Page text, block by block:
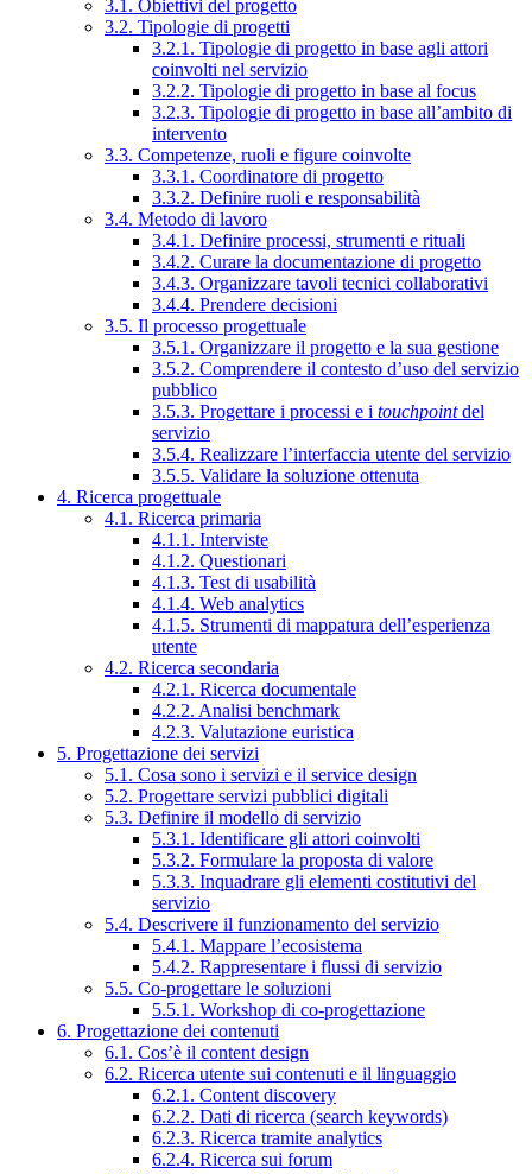
3.1. Obiettivi del progetto
3.2. Tipologie di progetti
3.2.1. Tipologie di progetto in base agli attori
coinvolti nel servizio
3.2.2. Tipologie di progetto in base al focus
3.2.3. Tipologie di progetto in base all’ambito di
intervento
3.3. Competenze, ruoli e figure coinvolte
3.3.1. Coordinatore di progetto
3.3.2. Definire ruoli e responsabilità
3.4. Metodo di lavoro
3.4.1. Definire processi, strumenti e rituali
3.4.2. Curare la documentazione di progetto
3.4.3. Organizzare tavoli tecnici collaborativi
3.4.4. Prendere decisioni
3.5. Il processo progettuale
3.5.1. Organizzare il progetto e la sua gestione
3.5.2. Comprendere il contesto d’uso del servizio
pubblico
3.5.3. Progettare i processi e i touchpointdel
servizio
3.5.4. Realizzare l’interfaccia utente del servizio
3.5.5. Validare la soluzione ottenuta
4. Ricerca progettuale
4.1. Ricerca primaria
4.1.1. Interviste
4.1.2. Questionari
4.1.3. Test di usabilità
4.1.4. Web analytics
4.1.5. Strumenti di mappatura dell’esperienza
utente
4.2. Ricerca secondaria
4.2.1. Ricerca documentale
4.2.2. Analisi benchmark
4.2.3. Valutazione euristica
5. Progettazione dei servizi
5.1. Cosa sono i servizi e il service design
5.2. Progettare servizi pubblici digitali
5.3. Definire il modello di servizio
5.3.1. Identificare gli attori coinvolti
5.3.2. Formulare la proposta di valore
5.3.3. Inquadrare gli elementi costitutivi del
servizio
5.4. Descrivere il funzionamento del servizio
5.4.1. Mappare l’ecosistema
5.4.2. Rappresentare i flussi di servizio
5.5. Co-progettare le soluzioni
5.5.1. Workshop di co-progettazione
6. Progettazione dei contenuti
6.1. Cos’è il content design
6.2. Ricerca utente sui contenuti e il linguaggio
6.2.1. Content discovery
6.2.2. Dati di ricerca (search keywords)
6.2.3. Ricerca tramite analytics
6.2.4. Ricerca sui forum